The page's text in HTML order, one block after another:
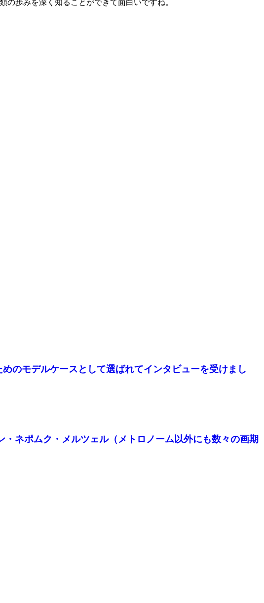
歩みを深く知ることができて面白いですね。
のモデルケースとして選ばれてインタビューを受けまし
ネポムク・メルツェル（メトロノーム以外にも数々の画期